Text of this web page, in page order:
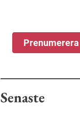
Prenumerera
Senaste